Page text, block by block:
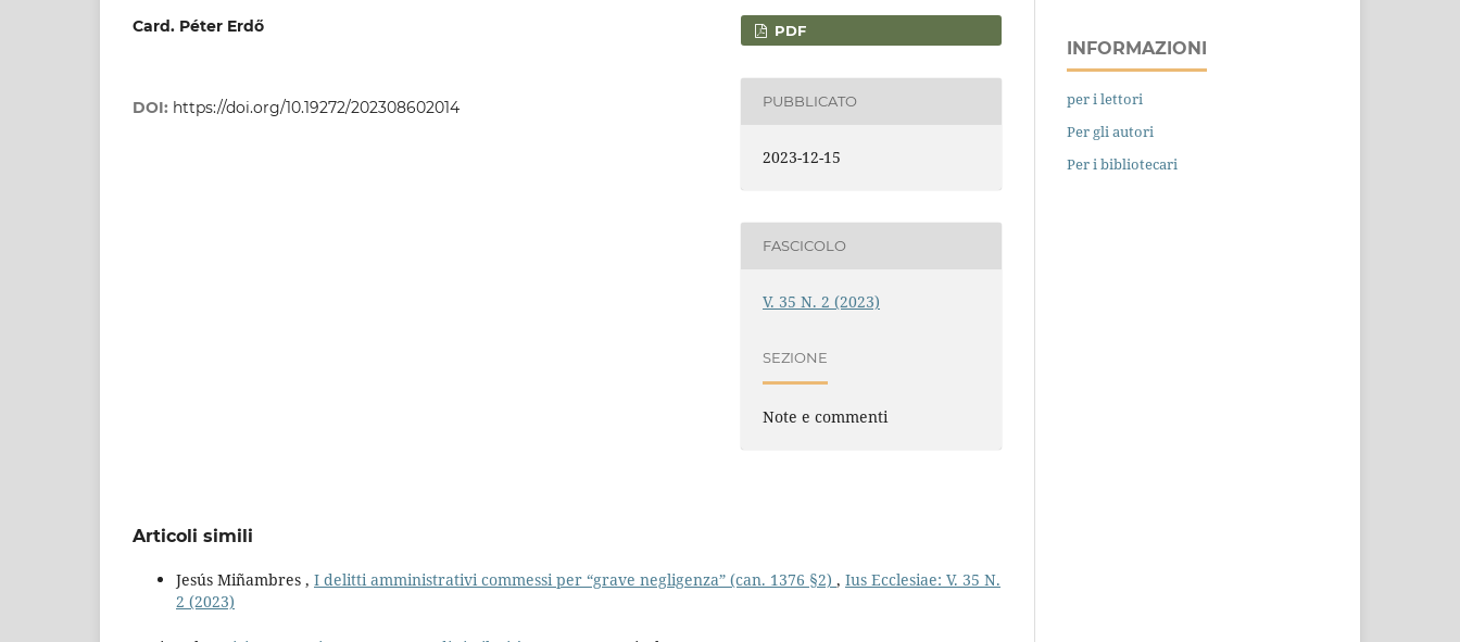
Card. Péter Erdő
DOI: https://doi.org/10.19272/202308602014
PDF
PUBBLICATO
2023-12-15
FASCICOLO
V. 35 N. 2 (2023)
SEZIONE
Note e commenti
Articoli simili
Jesús Miñambres , I delitti amministrativi commessi per “grave negligenza” (can. 1376 §2) , Ius Ecclesiae: V. 35 N.
2 (2023)
INFORMAZIONI
per i lettori
Per gli autori
Per i bibliotecari